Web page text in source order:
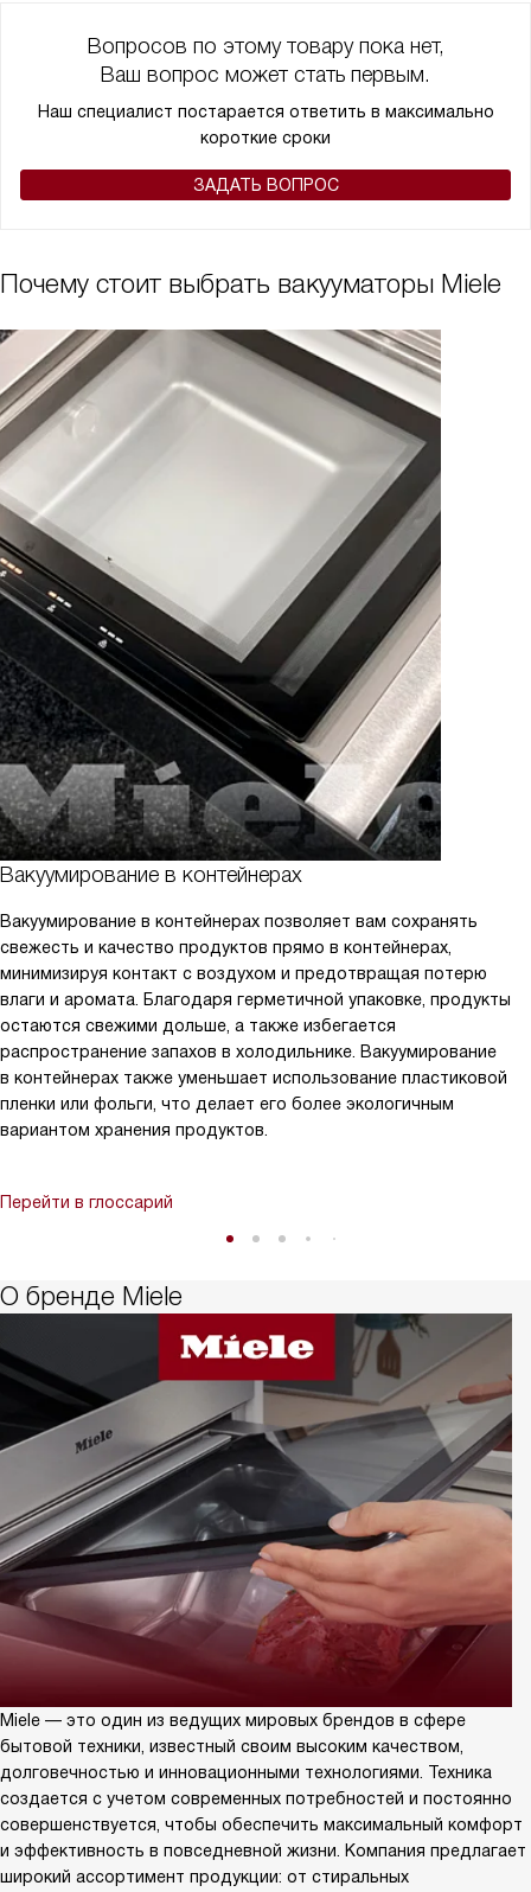
Вопросов по этому товару пока нет,
Ваш вопрос может стать первым.
Наш специалист постарается ответить в максимально
короткие сроки
ЗАДАТЬ ВОПРОС
Почему стоит выбрать вакууматоры Miele
Вакуумирование в контейнерах
Вакуумирование в контейнерах позволяет вам сохранять
свежесть и качество продуктов прямо в контейнерах,
минимизируя контакт с воздухом и предотвращая потерю
влаги и аромата. Благодаря герметичной упаковке, продукты
остаются свежими дольше, а также избегается
распространение запахов в холодильнике. Вакуумирование
в контейнерах также уменьшает использование пластиковой
пленки или фольги, что делает его более экологичным
вариантом хранения продуктов.
Перейти в глоссарий
О бренде Miele
Miele — это один из ведущих мировых брендов в сфере
бытовой техники, известный своим высоким качеством,
долговечностью и инновационными технологиями. Техника
создается с учетом современных потребностей и постоянно
совершенствуется, чтобы обеспечить максимальный комфорт
и эффективность в повседневной жизни. Компания предлагает
широкий ассортимент продукции: от стиральных